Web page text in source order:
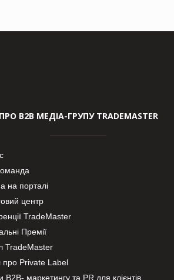
ПРО В2В МЕДІА-ГРУПУ TRADEMASTER
на порталі
центр
TradeMaster
Премії
TradeMaster
про Private Label
В2В- маркетингу та PR для клієнтів